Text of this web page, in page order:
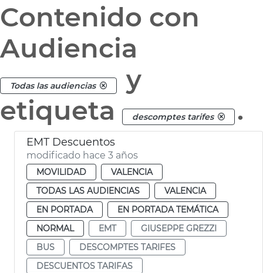
Contenido con
Audiencia
Todas las audiencias
y
etiqueta
descomptes tarifes .
EMT Descuentos
modificado hace 3 años
MOVILIDAD
VALENCIA
TODAS LAS AUDIENCIAS
VALENCIA
EN PORTADA
EN PORTADA TEMÁTICA
NORMAL
EMT
GIUSEPPE GREZZI
BUS
DESCOMPTES TARIFES
DESCUENTOS TARIFAS